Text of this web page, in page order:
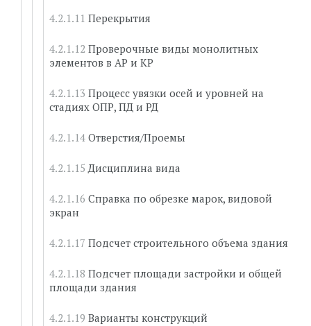
Перекрытия
Проверочные виды монолитных
элементов в АР и КР
Процесс увязки осей и уровней на
стадиях ОПР, ПД и РД
Отверстия/Проемы
Дисциплина вида
Справка по обрезке марок, видовой
экран
Подсчет строительного объема здания
Подсчет площади застройки и общей
площади здания
Варианты конструкций